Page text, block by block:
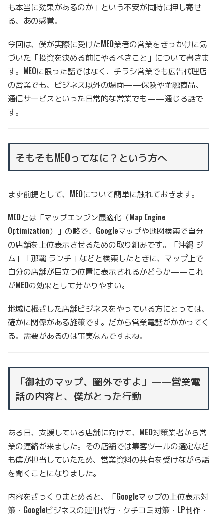
も本当に効果があるのか」という不安が同時に押し寄せ
る、あの感覚。
今回は、僕が実際に受けたMEO業者の営業をきっかけに気
づいた「投資を決める前にやるべきこと」について書きま
す。MEOに限った話ではなく、チラシ営業でも広告代理店
の営業でも、ビジネス以外の場面——保険や金融商品、
通信サービスといった日常的な営業でも——通じる話で
す。
そもそもMEOってなに？という方へ
まず前提として、MEOについて簡単に触れておきます。
MEOとは「マップエンジン最適化（Map Engine
Optimization）」の略で、Googleマップや地図検索で自分
の店舗を上位表示させるための取り組みです。「沖縄 ジ
ム」「那覇 ランチ」などと検索したときに、マップ上で
自分の店舗が目立つ位置に表示されるかどうか——これ
がMEOの効果として分かりやすい。
地域に根ざした店舗ビジネスをやっている方にとっては、
確かに関係がある施策です。だから営業電話がかかってく
る。需要があるのは事実なんですよね。
「御社のマップ、圏外ですよ」——営業電
話の内容と、僕がとった行動
ある日、支援している店舗に向けて、MEO対策業者から営
業の連絡が来ました。その店舗では集客ツールの選定など
も僕が担当していたため、営業資料の共有を受けながら話
を聞くことになりました。
内容をざっくりまとめると、「Googleマップの上位表示対
策・Googleビジネスの運用代行・クチコミ対策・LP制作・